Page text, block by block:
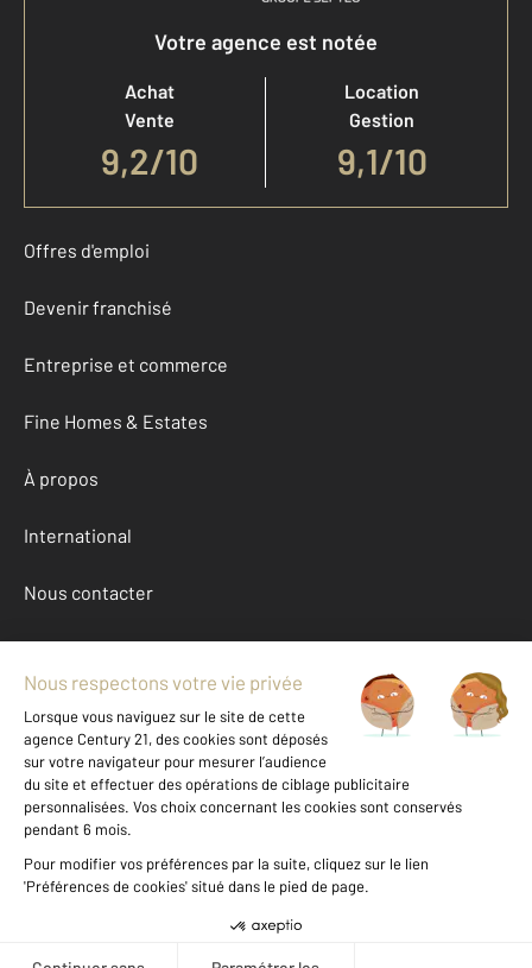
Votre agence est notée
Achat
Vente
9,2/10
Location
Gestion
9,1/10
Offres d'emploi
Devenir franchisé
Entreprise et commerce
Fine Homes & Estates
À propos
International
Nous contacter
Mentions légales & CGU et Barèmes d'honoraires
Données personnelles
Gestionnaire des cookies
Achat divers autour de ALES (30100)